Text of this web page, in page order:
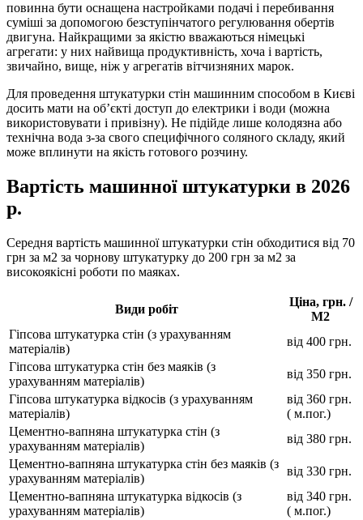
повинна бути оснащена настройками подачі і перебивання
суміші за допомогою безступінчатого регулювання обертів
двигуна. Найкращими за якістю вважаються німецькі
агрегати: у них найвища продуктивність, хоча і вартість,
звичайно, вище, ніж у агрегатів вітчизняних марок.
Для проведення штукатурки стін машинним способом в Києві
досить мати на об’єкті доступ до електрики і води (можна
використовувати і привізну). Не підійде лише колодязна або
технічна вода з-за свого специфічного соляного складу, який
може вплинути на якість готового розчину.
Вартість машинної штукатурки в 2026
р.
Середня вартість машинної штукатурки стін обходитися від 70
грн за м2 за чорнову штукатурку до 200 грн за м2 за
високоякісні роботи по маяках.
Види робіт
Ціна, грн. /
М2
Гіпсова штукатурка стін (з урахуванням
матеріалів)
від 400 грн.
Гіпсова штукатурка стін без маяків (з
урахуванням матеріалів)
від 350 грн.
Гіпсова штукатурка відкосів (з урахуванням
матеріалів)
від 360 грн.
( м.пог.)
Цементно-вапняна штукатурка стін (з
урахуванням матеріалів)
від 380 грн.
Цементно-вапняна штукатурка стін без маяків (з
урахуванням матеріалів)
від 330 грн.
Цементно-вапняна штукатурка відкосів (з
урахуванням матеріалів)
від 340 грн.
( м.пог.)